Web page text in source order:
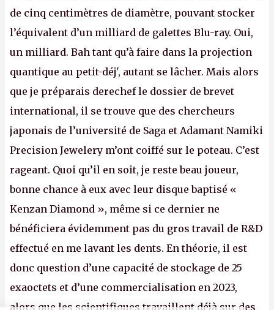
de cinq centimètres de diamètre, pouvant stocker
l’équivalent d’un milliard de galettes Blu-ray. Oui,
un milliard. Bah tant qu’à faire dans la projection
quantique au petit-déj', autant se lâcher. Mais alors
que je préparais derechef le dossier de brevet
international, il se trouve que des chercheurs
japonais de l’université de Saga et Adamant Namiki
Precision Jewelery m’ont coiffé sur le poteau. C’est
rageant. Quoi qu’il en soit, je reste beau joueur,
bonne chance à eux avec leur disque baptisé «
Kenzan Diamond », même si ce dernier ne
bénéficiera évidemment pas du gros travail de R&D
effectué en me lavant les dents. En théorie, il est
donc question d’une capacité de stockage de 25
exaoctets et d’une commercialisation en 2023,
alors que les scientifiques travaillent déjà sur des